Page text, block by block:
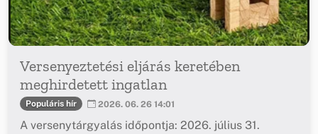
Versenyeztetési eljárás keretében
meghirdetett ingatlan
Populáris hír 2026. 06. 26 14:01
A versenytárgyalás időpontja: 2026. július 31.